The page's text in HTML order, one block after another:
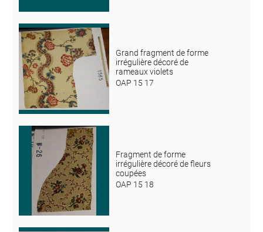
Grand fragment de forme
irrégulière décoré de
rameaux violets
OAP 15 17
Fragment de forme
irrégulière décoré de fleurs
coupées
OAP 15 18